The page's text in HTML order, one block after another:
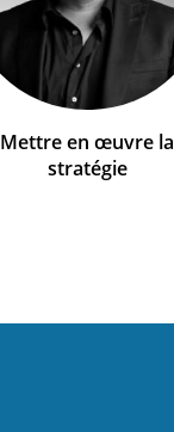
Mettre en œuvre la
stratégie